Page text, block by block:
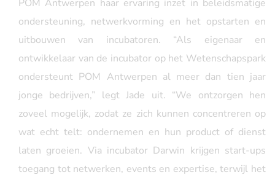
POM Antwerpen haar ervaring inzet in beleidsmatige
ondersteuning, netwerkvorming en het opstarten en
uitbouwen van incubatoren. “Als eigenaar en
ontwikkelaar van de incubator op het Wetenschapspark
ondersteunt POM Antwerpen al meer dan tien jaar
jonge bedrijven,” legt Jade uit. “We ontzorgen hen
zoveel mogelijk, zodat ze zich kunnen concentreren op
wat echt telt: ondernemen en hun product of dienst
laten groeien. Via incubator Darwin krijgen start-ups
toegang tot netwerken, events en expertise, terwijl het